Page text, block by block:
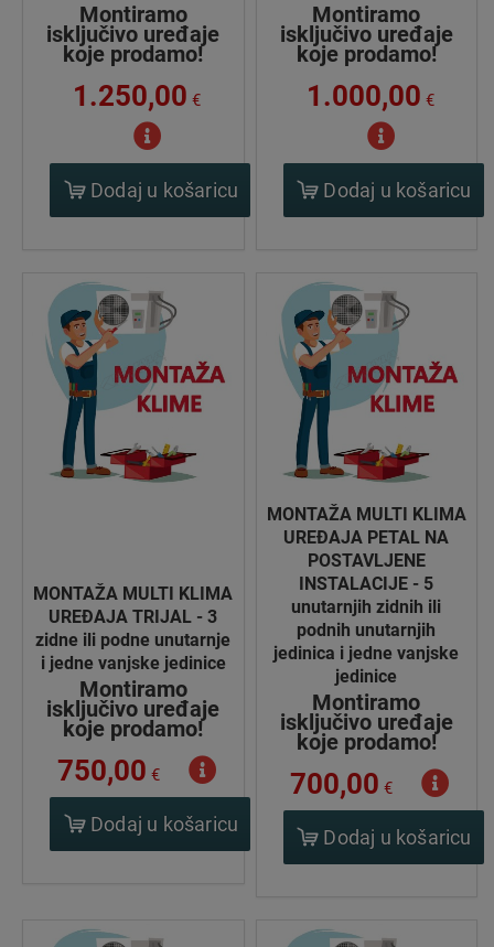
Montiramo
isključivo uređaje
koje prodamo!
1.250,00 €
Dodaj u košaricu
Montiramo
isključivo uređaje
koje prodamo!
1.000,00 €
Dodaj u košaricu
MONTAŽA MULTI KLIMA
UREĐAJA TRIJAL - 3
zidne ili podne unutarnje
i jedne vanjske jedinice
Montiramo
isključivo uređaje
koje prodamo!
750,00 €
Dodaj u košaricu
MONTAŽA MULTI KLIMA
UREĐAJA PETAL NA
POSTAVLJENE
INSTALACIJE - 5
unutarnjih zidnih ili
podnih unutarnjih
jedinica i jedne vanjske
jedinice
Montiramo
isključivo uređaje
koje prodamo!
700,00 €
Dodaj u košaricu